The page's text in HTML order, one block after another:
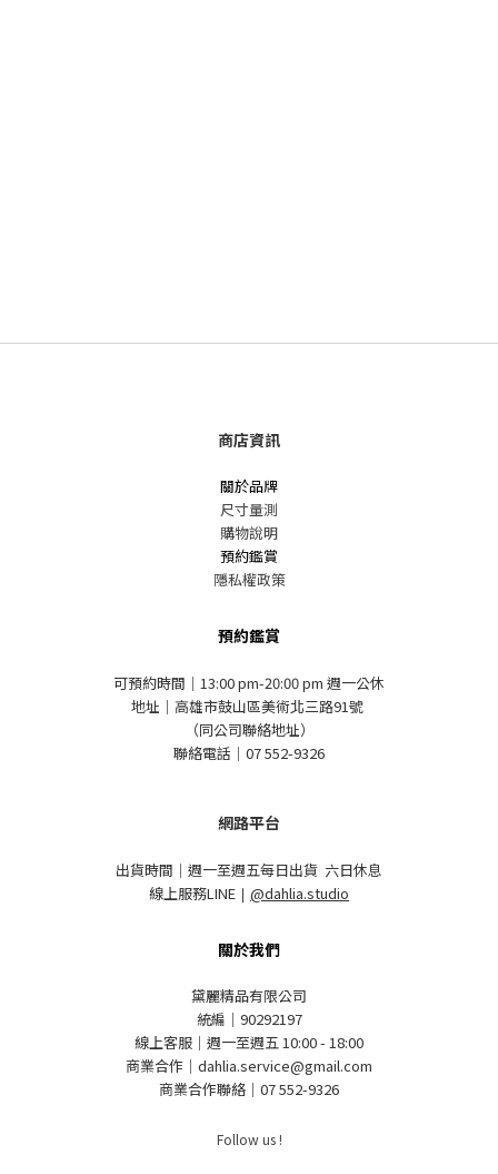
商店資訊
關於品牌
尺寸量測
購物說明
預約鑑賞
隱私權政策
預約鑑賞
可預約時間｜13:00 pm-20:00 pm 週一公休
地址｜高雄市鼓山區美術北三路91號
（同公司聯絡地址）
聯絡電話｜07 552-9326
網路平台
出貨時間｜週一至週五每日出貨 六日休息
線上服務LINE ｜ @dahlia.studio
關於我們
黛麗精品有限公司
統編｜90292197
線上客服｜週一至週五 10:00 - 18:00
商業合作｜dahlia.service@gmail.com
商業合作聯絡｜07 552-9326
Follow us !